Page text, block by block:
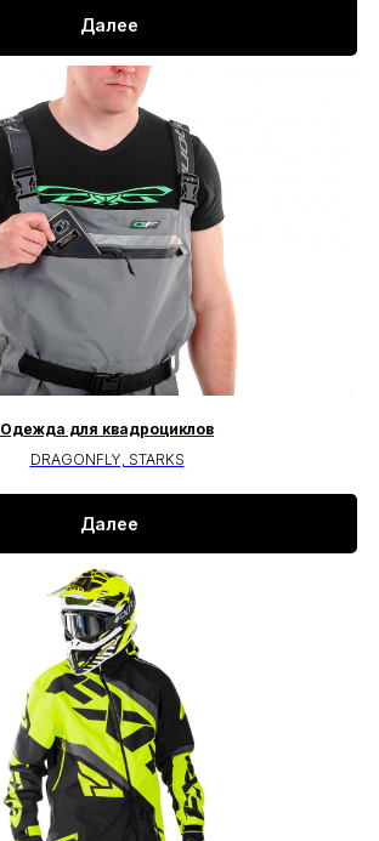
Далее
Одежда для квадроциклов
DRAGONFLY, STARKS
Далее